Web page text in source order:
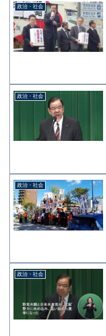
政治・社会
政治・社会
政治・社会
政治・社会